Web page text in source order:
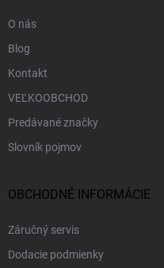
O nás
Blog
Kontakt
VEĽKOOBCHOD
Predávané značky
Slovník pojmov
OBCHODNÉ INFORMÁCIE
Záručný servis
Dodacie podmienky